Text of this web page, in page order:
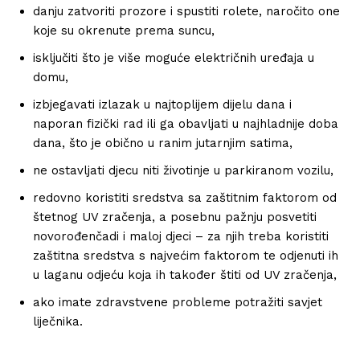
danju zatvoriti prozore i spustiti rolete, naročito one
koje su okrenute prema suncu,
isključiti što je više moguće električnih uređaja u
domu,
izbjegavati izlazak u najtoplijem dijelu dana i
naporan fizički rad ili ga obavljati u najhladnije doba
dana, što je obično u ranim jutarnjim satima,
ne ostavljati djecu niti životinje u parkiranom vozilu,
redovno koristiti sredstva sa zaštitnim faktorom od
štetnog UV zračenja, a posebnu pažnju posvetiti
novorođenčadi i maloj djeci – za njih treba koristiti
zaštitna sredstva s najvećim faktorom te odjenuti ih
u laganu odjeću koja ih također štiti od UV zračenja,
ako imate zdravstvene probleme potražiti savjet
liječnika.